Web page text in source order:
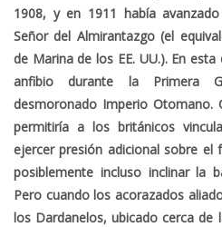
1908, y en 1911 había
Señor del Almirantazgo (el
de Marina de los EE. UU.). En
anfibio durante la Primera
desmoronado Imperio Otomano.
permitiría a los británicos
ejercer presión adicional sobre el
posiblemente incluso inclinar la
Pero cuando los acorazados
los Dardanelos, ubicado cerca de